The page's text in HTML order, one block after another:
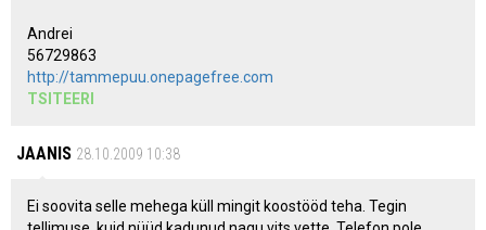
Andrei
56729863
http://tammepuu.onepagefree.com
TSITEERI
JAANIS 28.10.2009 10:38
Ei soovita selle mehega küll mingit koostööd teha. Tegin